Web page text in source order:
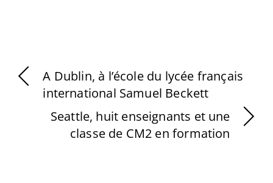
A Dublin, à l’école du lycée français
international Samuel Beckett
Seattle, huit enseignants et une
classe de CM2 en formation